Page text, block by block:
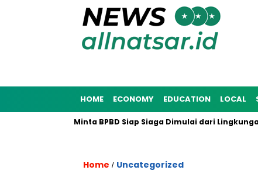
HOME ECONOMY EDUCATION LOCAL
Munafri Minta BPBD Siap Siaga Dimulai dari Lingkungan
Home / Uncategorized